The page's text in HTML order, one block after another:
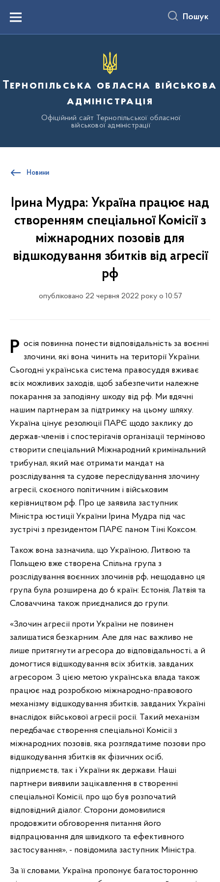
вмістуMenu Пошук
Тернопільська обласна військова
адміністрація
Офіційний сайт Тернопільської обласної
військової адміністрації
Новини
Ірина Мудра: Україна працює над
створенням спеціальної Комісії з
міжнародних позовів для
відшкодування збитків від агресії
рф
опубліковано 22 червня 2022 року о 10:57
Росія повинна понести відповідальність за воєнні злочини, які вона чинить на території України.
Сьогодні українська система правосуддя вживає
всіх можливих заходів, щоб забезпечити належне
покарання за заподіяну шкоду від рф. Ми вдячні
нашим партнерам за підтримку на цьому шляху.
Україна цінує резолюції ПАРЄ щодо заклику до
держав-членів і спостерігачів організації терміново
створити спеціальний Міжнародний кримінальний
трибунал, який має отримати мандат на
розслідування та судове переслідування злочину
агресії, скоєного політичним і військовим
керівництвом рф. Про це заявила заступник
Міністра юстиції України Ірина Мудра під час
зустрічі з президентом ПАРЄ паном Тіні Коксом.
Також вона зазначила, що Україною, Литвою та
Польщею вже створена Спільна група з
розслідування воєнних злочинів рф, нещодавно ця
група була розширена до 6 країн: Естонія, Латвія та
Словаччина також приєдналися до групи.
«Злочин агресії проти України не повинен
залишатися безкарним. Але для нас важливо не
лише притягнути агресора до відповідальності, а й
домогтися відшкодування всіх збитків, завданих
агресором. З цією метою українська влада також
працює над розробкою міжнародно-правового
механізму відшкодування збитків, завданих Україні
внаслідок військової агресії росії. Такий механізм
передбачає створення спеціальної Комісії з
міжнародних позовів, яка розглядатиме позови про
відшкодування збитків як фізичних осіб,
підприємств, так і України як держави. Наші
партнери виявили зацікавлення в створенні
спеціальної Комісії, про що був розпочатий
відповідний діалог. Сторони домовилися
продовжити обговорення питання його
відпрацювання для швидкого та ефективного
застосування», - повідомила заступник Міністра.
За її словами, Україна пропонує багатосторонню